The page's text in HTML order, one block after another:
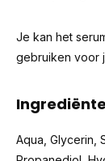
Je kan het
gebruiken voor
Aqua, Glycerin,